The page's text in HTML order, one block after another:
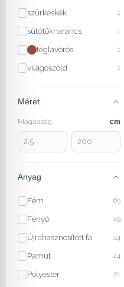
szürkéskék 1
sütőtöknarancs 1
téglavörös 1
világoszöld 1
Méret
Magasság cm
–
Anyag
Fém 69
Fenyő 49
Újrahasznosított fa 44
Pamut 24
Polyester 21